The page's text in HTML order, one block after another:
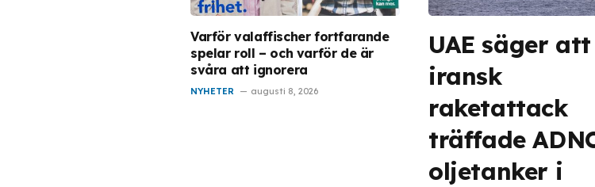
Varför valaffischer fortfarande
spelar roll – och varför de är
svåra att ignorera
NYHETER augusti 8, 2026
UAE säger att
iransk
raketattack
träffade
oljetanker i